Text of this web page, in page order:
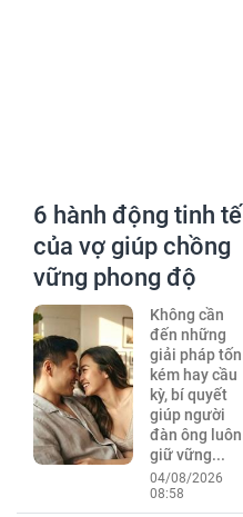
6 hành động tinh tế
của vợ giúp chồng
vững phong độ
Không cần
đến những
giải pháp tốn
kém hay cầu
kỳ, bí quyết
giúp người
đàn ông luôn
giữ vững...
04/08/2026
08:58